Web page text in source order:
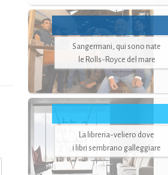
Sangermani, qui sono nate
le Rolls-Royce del mare
La libreria-veliero dove
i libri sembrano galleggiare